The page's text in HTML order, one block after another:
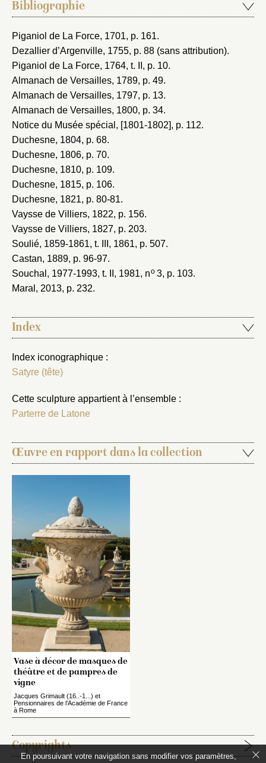
Bibliographie
Piganiol de La Force, 1701, p. 161.
Dezallier d’Argenville, 1755, p. 88 (sans attribution).
Piganiol de La Force, 1764, t. II, p. 10.
Almanach de Versailles, 1789, p. 49.
Almanach de Versailles, 1797, p. 13.
Almanach de Versailles, 1800, p. 34.
Notice du Musée spécial, [1801-1802], p. 112.
Duchesne, 1804, p. 68.
Duchesne, 1806, p. 70.
Duchesne, 1810, p. 109.
Duchesne, 1815, p. 106.
Duchesne, 1821, p. 80-81.
Vaysse de Villiers, 1822, p. 156.
Vaysse de Villiers, 1827, p. 203.
Soulié, 1859-1861, t. III, 1861, p. 507.
Castan, 1889, p. 96-97.
Souchal, 1977-1993, t. II, 1981, no3, p. 103.
Maral, 2013, p. 232.
Index
Index iconographique :
Satyre (tête)
Cette sculpture appartient à l’ensemble :
Parterre de Latone
Œuvre en rapport dans la collection
Vase à décor de masques de
théâtre et de pampres de
vigne
Jacques Grimault (16..-1...) et
Pensionnaires de l’Académie de France
à Rome
Copyrights
En poursuivant votre navigation sans modifier vos paramètres,